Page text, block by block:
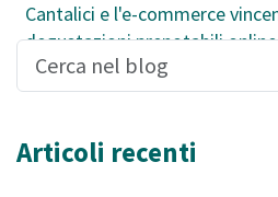
Cantalici e l'e-commerce
degustazioni prenotabili online
Articoli recenti